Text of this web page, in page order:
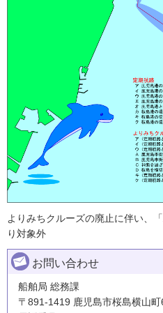
よりみちクルーズの廃止に伴い、
り対象外
お問い合わせ
船舶局 総務課
〒891-1419 鹿児島市桜島横山